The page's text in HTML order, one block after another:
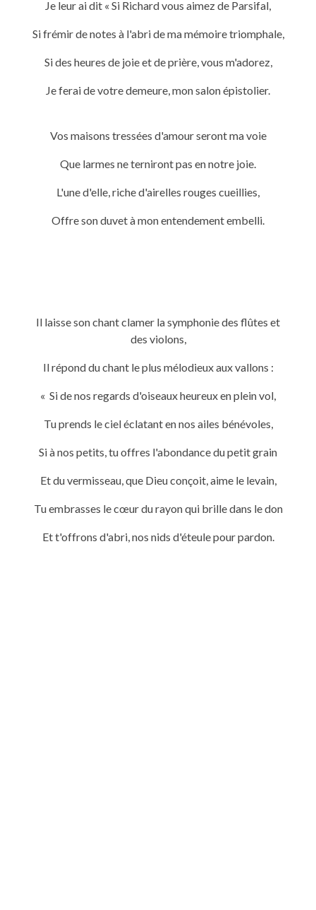
Je leur ai dit « Si Richard vous aimez de Parsifal,
Si frémir de notes à l'abri de ma mémoire triomphale,
Si des heures de joie et de prière, vous m'adorez,
Je ferai de votre demeure, mon salon épistolier.
Vos maisons tressées d'amour seront ma voie
Que larmes ne terniront pas en notre joie.
L'une d'elle, riche d'airelles rouges cueillies,
Offre son duvet à mon entendement embelli.
Il laisse son chant clamer la symphonie des flûtes et
des violons,
Il répond du chant le plus mélodieux aux vallons :
« Si de nos regards d'oiseaux heureux en plein vol,
Tu prends le ciel éclatant en nos ailes bénévoles,
Si à nos petits, tu offres l'abondance du petit grain
Et du vermisseau, que Dieu conçoit, aime le levain,
Tu embrasses le cœur du rayon qui brille dans le don
Et t'offrons d'abri, nos nids d'éteule pour pardon.